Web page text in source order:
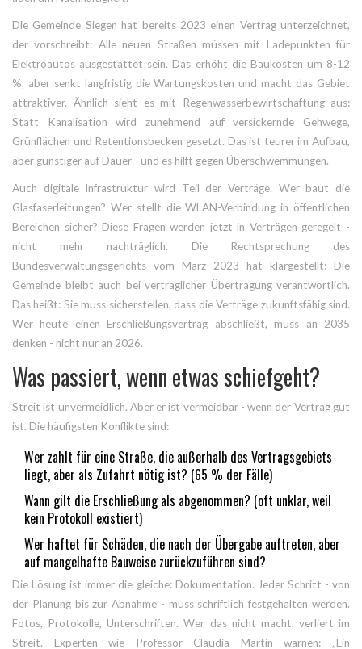
Die Gemeinde Siegen hat bereits 2023 einen Vertrag unterzeichnet,
der vorschreibt: Alle neuen Straßen müssen mit Ladepunkten für
Elektroautos ausgestattet sein. Das erhöht die Baukosten um 8-12
%, aber senkt langfristig die Wartungskosten und macht das Gebiet
attraktiver. Ähnlich sieht es mit Regenwasserbewirtschaftung aus:
Statt Kanalisation wird zunehmend auf versickernde Gehwege,
Grünflächen und Retentionsbecken gesetzt. Das ist teurer im Aufbau,
aber günstiger auf Dauer - und es hilft gegen Überschwemmungen.
Auch digitale Infrastruktur wird Teil der Verträge. Wer baut die
Glasfaserleitungen? Wer stellt die WLAN-Verbindung in öffentlichen
Bereichen sicher? Diese Fragen werden jetzt in Verträgen geregelt -
nicht mehr nachträglich. Die Rechtsprechung des
Bundesverwaltungsgerichts vom März 2023 hat klargestellt: Die
Gemeinde bleibt auch bei vertraglicher Übertragung verantwortlich.
Das heißt: Sie muss sicherstellen, dass die Verträge zukunftsfähig sind.
Wer heute einen Erschließungsvertrag abschließt, muss an 2035
denken - nicht nur an 2026.
Was passiert, wenn etwas schiefgeht?
Streit ist unvermeidlich. Aber er ist vermeidbar - wenn der Vertrag gut
ist. Die häufigsten Konflikte sind:
Wer zahlt für eine Straße, die außerhalb des Vertragsgebiets
liegt, aber als Zufahrt nötig ist? (65 % der Fälle)
Wann gilt die Erschließung als abgenommen? (oft unklar, weil
kein Protokoll existiert)
Wer haftet für Schäden, die nach der Übergabe auftreten, aber
auf mangelhafte Bauweise zurückzuführen sind?
Die Lösung ist immer die gleiche: Dokumentation. Jeder Schritt - von
der Planung bis zur Abnahme - muss schriftlich festgehalten werden.
Fotos, Protokolle, Unterschriften. Wer das nicht macht, verliert im
Streit. Experten wie Professor Claudia Märtin warnen: „Ein